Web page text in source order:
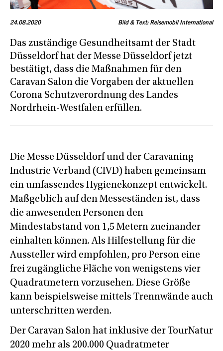
24.08.2020 Bild & Text: Reisemobil International
Das zuständige Gesundheitsamt der Stadt
Düsseldorf hat der Messe Düsseldorf jetzt
bestätigt, dass die Maßnahmen für den
Caravan Salon die Vorgaben der aktuellen
Corona Schutzverordnung des Landes
Nordrhein-Westfalen erfüllen.
Die Messe Düsseldorf und der Caravaning
Industrie Verband (CIVD) haben gemeinsam
ein umfassendes Hygienekonzept entwickelt.
Maßgeblich auf den Messeständen ist, dass
die anwesenden Personen den
Mindestabstand von 1,5 Metern zueinander
einhalten können. Als Hilfestellung für die
Aussteller wird empfohlen, pro Person eine
frei zugängliche Fläche von wenigstens vier
Quadratmetern vorzusehen. Diese Größe
kann beispielsweise mittels Trennwände auch
unterschritten werden.
Der Caravan Salon hat inklusive der TourNatur
2020 mehr als 200.000 Quadratmeter